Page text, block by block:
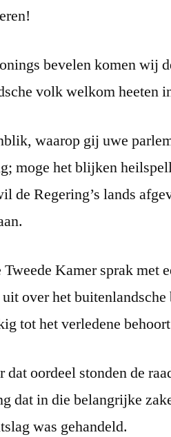
bevelen komen wij
volk welkom heeten
waarop gij uwe
moge het blijken
de Regering’s lands
Kamer sprak met
over het
tot het verledene
dat oordeel stonden de
dat in die belangrijke
was gehandeld.